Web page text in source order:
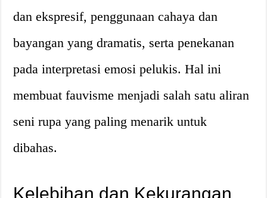
dan ekspresif, penggunaan cahaya dan
bayangan yang dramatis, serta penekanan
pada interpretasi emosi pelukis. Hal ini
membuat fauvisme menjadi salah satu aliran
seni rupa yang paling menarik untuk
dibahas.
Kelebihan dan Kekurangan